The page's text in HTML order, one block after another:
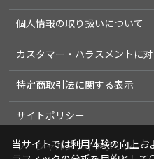
個人情報の取り扱いについて
カスタマー・ハラスメントに
特定商取引法に関する表示
サイトポリシー
ソーシャルメディアポリシー
当サイトでは利用体験の向上